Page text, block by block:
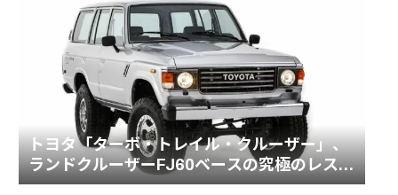
トヨタ「ターボ・トレイル・クルーザー」、
ランドクルーザーFJ60ベースの究極のレスト
モッド | Toyota Turbo Trail Cruiser